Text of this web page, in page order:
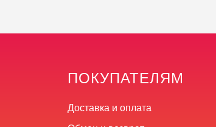
ПОКУПАТЕЛЯМ
Доставка и оплата